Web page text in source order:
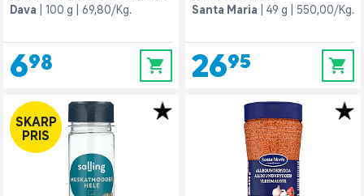
Dava
100 g 69,80/Kg.
6,98 0
Santa Maria
49 g 550,00/Kg.
26,95 0
SKARP
PRIS